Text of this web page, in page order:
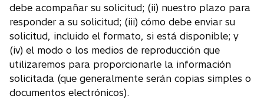
debe acompañar su solicitud; (ii) nuestro plazo para
responder a su solicitud; (iii) cómo debe enviar su
solicitud, incluido el formato, si está disponible; y
(iv) el modo o los medios de reproducción que
utilizaremos para proporcionarle la información
solicitada (que generalmente serán copias simples o
documentos electrónicos).